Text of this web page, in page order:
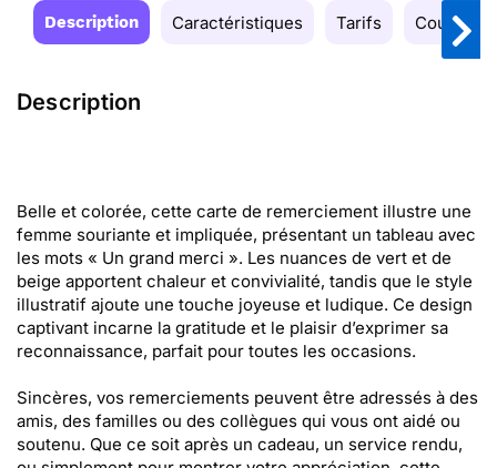
Description Caractéristiques Tarifs Couleurs
Description
Belle et colorée, cette carte de remerciement illustre une
femme souriante et impliquée, présentant un tableau avec
les mots « Un grand merci ». Les nuances de vert et de
beige apportent chaleur et convivialité, tandis que le style
illustratif ajoute une touche joyeuse et ludique. Ce design
captivant incarne la gratitude et le plaisir d’exprimer sa
reconnaissance, parfait pour toutes les occasions.
Sincères, vos remerciements peuvent être adressés à des
amis, des familles ou des collègues qui vous ont aidé ou
soutenu. Que ce soit après un cadeau, un service rendu,